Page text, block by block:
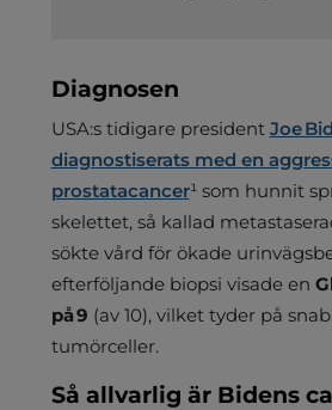
Diagnosen
USA:s tidigare president Joe
diagnostiserats med en
prostatacancer¹ som hunnit
skelettet, så kallad
sökte vård för ökade
efterföljande biopsi visade en
på 9 (av 10), vilket tyder på
tumörceller.
Så allvarlig är Bidens